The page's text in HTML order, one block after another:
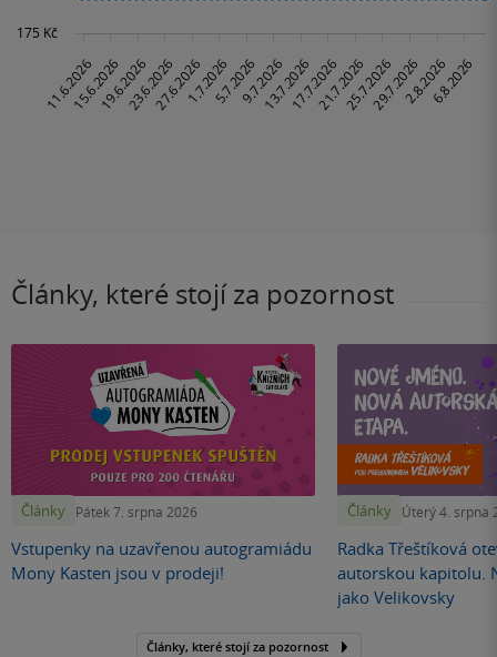
Články, které stojí za pozornost
Články Pátek 7. srpna 2026
Vstupenky na uzavřenou autogramiádu
Mony Kasten jsou v prodeji!
Články Úterý 4. srpna
Radka Třeštíková
autorskou kapitolu.
jako Velikovsky
Články, které stojí za pozornost